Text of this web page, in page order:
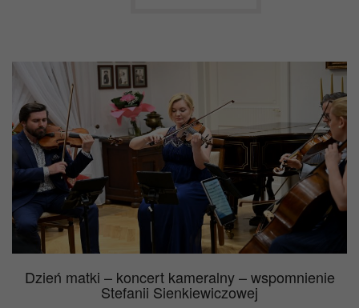
Dzień matki – koncert kameralny – wspomnienie
Stefanii Sienkiewiczowej